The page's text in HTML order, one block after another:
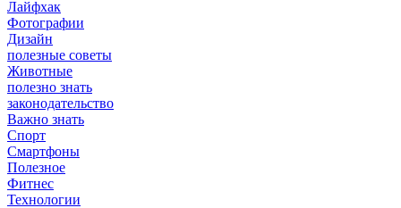
Лайфхак
Фотографии
Дизайн
полезные советы
Животные
полезно знать
законодательство
Важно знать
Спорт
Смартфоны
Полезное
Фитнес
Технологии